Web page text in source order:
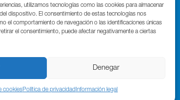
utilizamos tecnologías como las cookies para almacenar
dispositivo. El consentimiento de estas tecnologías nos
el comportamiento de navegación o las identificaciones únicas
el consentimiento, puede afectar negativamente a ciertas
Denegar
cookiesPolítica de privacidad Información legal
20014 Donostia / San Sebastián
T. (+34) 943 000 999 | bic@bicgipuzkoa.eus